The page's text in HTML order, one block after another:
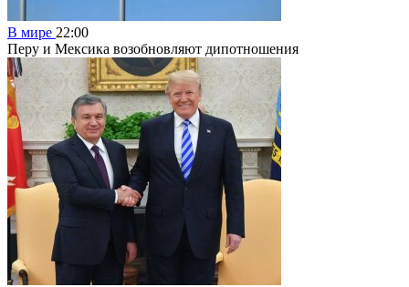
В мире 22:00
Перу и Мексика возобновляют дипотношения